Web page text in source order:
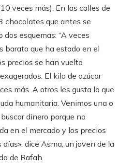
veces más). En las calles de
chocolates que antes se
dos esquemas: “A veces
barato que ha estado en el
precios se han vuelto
El kilo de azúcar
más. A otros les gusta lo que
humanitaria. Venimos una o
dinero porque no
en el mercado y los precios
dice Asma, un joven de la
de Rafah.